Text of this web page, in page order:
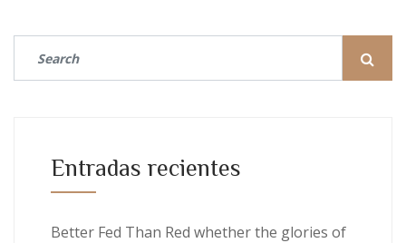
Entradas recientes
Better Fed Than Red whether the glories of